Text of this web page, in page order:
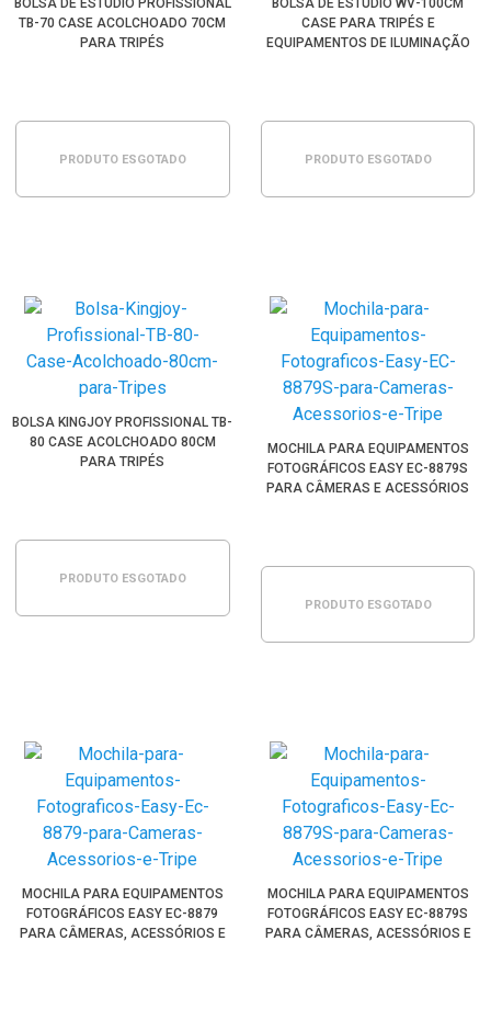
BOLSA DE ESTÚDIO PROFISSIONAL
TB-70 CASE ACOLCHOADO 70CM
PARA TRIPÉS
PRODUTO ESGOTADO
BOLSA DE ESTÚDIO WV-100CM
CASE PARA TRIPÉS E
EQUIPAMENTOS DE ILUMINAÇÃO
PRODUTO ESGOTADO
BOLSA KINGJOY PROFISSIONAL TB-
80 CASE ACOLCHOADO 80CM
PARA TRIPÉS
PRODUTO ESGOTADO
MOCHILA PARA EQUIPAMENTOS
FOTOGRÁFICOS EASY EC-8879S
PARA CÂMERAS E ACESSÓRIOS
PRODUTO ESGOTADO
MOCHILA PARA EQUIPAMENTOS
FOTOGRÁFICOS EASY EC-8879
PARA CÂMERAS, ACESSÓRIOS E
MOCHILA PARA EQUIPAMENTOS
FOTOGRÁFICOS EASY EC-8879S
PARA CÂMERAS, ACESSÓRIOS E